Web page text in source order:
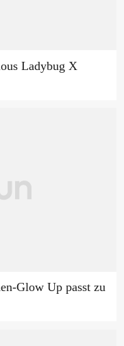
Ladybug X
Glow Up passt zu